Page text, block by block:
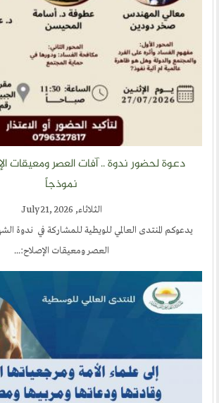
دعوة لحضور ندوة .. آفات العصر ومعيقات
نموذجاً
الثلاثاء, July 21, 2026
يدعوكم المنتدى العالمي للويطية للمشاركة في ندوة
العصر ومعيقات الإصلاح:...